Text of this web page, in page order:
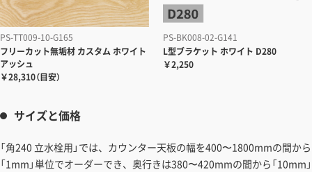
PS-TT009-10-G165
フリーカット無垢材 カスタム ホワイト
アッシュ
￥28,310（目安）
PS-BK008-02-G141
L型ブラケット ホワイト D280
￥2,250
サイズと価格
「角240 立水栓用」では、カウンター天板の幅を400〜1800mmの間から
「1mm」単位でオーダーでき、奥行きは380〜420mmの間から「10mm」